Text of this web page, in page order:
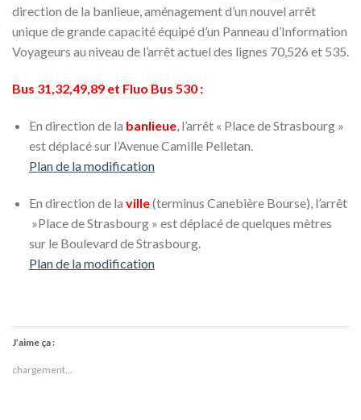
direction de la banlieue, aménagement d’un nouvel arrêt
unique de grande capacité équipé d’un Panneau d’Information
Voyageurs au niveau de l’arrêt actuel des lignes 70,526 et 535.
Bus 31,32,49,89 et Fluo Bus 530 :
En direction de la banlieue, l’arrêt « Place de Strasbourg »
est déplacé sur l’Avenue Camille Pelletan.
Plan de la modification
En direction de la ville(terminus Canebière Bourse), l’arrêt
»Place de Strasbourg » est déplacé de quelques mètres
sur le Boulevard de Strasbourg.
Plan de la modification
J’aime ça :
chargement…